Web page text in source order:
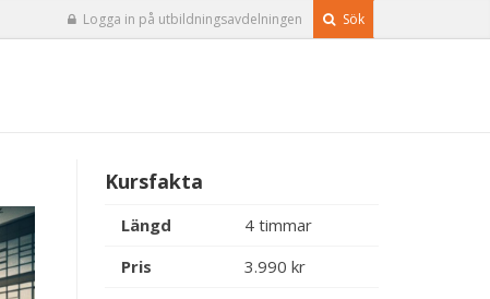
Logga in på utbildningsavdelningen Sök
Kursfakta
Längd
4 timmar
Pris
3.990 kr